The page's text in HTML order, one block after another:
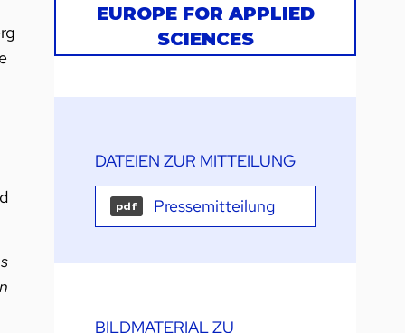
EUROPE FOR APPLIED
SCIENCES
DATEIEN ZUR MITTEILUNG
pdf Pressemitteilung
BILDMATERIAL ZU